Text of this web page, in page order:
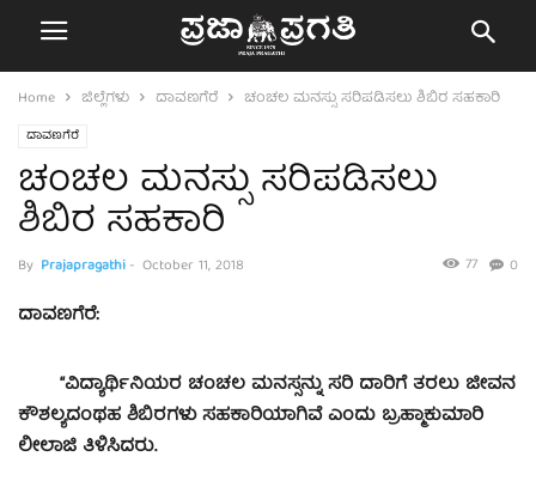
Home ಜಿಲ್ಲೆಗಳು ದಾವಣಗೆರೆ ಚಂಚಲ ಮನಸ್ಸು ಸರಿಪಡಿಸಲು ಶಿಬಿರ ಸಹಕಾರಿ
ದಾವಣಗೆರೆ
ಚಂಚಲ ಮನಸ್ಸು ಸರಿಪಡಿಸಲು
ಶಿಬಿರ ಸಹಕಾರಿ
By Prajapragathi- October 11, 2018 0
77
ದಾವಣಗೆರೆ:
“ವಿದ್ಯಾರ್ಥಿನಿಯರ ಚಂಚಲ ಮನಸ್ಸನ್ನು ಸರಿ ದಾರಿಗೆ ತರಲು ಜೀವನ
ಕೌಶಲ್ಯದಂಥಹ ಶಿಬಿರಗಳು ಸಹಕಾರಿಯಾಗಿವೆ ಎಂದು ಬ್ರಹ್ಮಾಕುಮಾರಿ
ಲೀಲಾಜಿ ತಿಳಿಸಿದರು.